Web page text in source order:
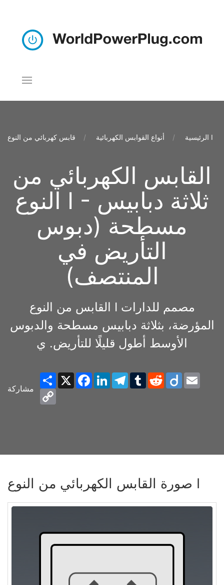
الرئيسية أنواع القوابس الكهربائية قابس كهربائي من النوع I
القابس الكهربائي من
النوع I - ثلاثة دبابيس
مسطحة (دبوس
التأريض في
المنتصف)
القابس من النوع I مصمم للدارات
المؤرضة، بثلاثة دبابيس مسطحة والدبوس
الأوسط أطول قليلًا للتأريض. ي
مشاركة
ShareX Facebook
LinkedInTelegram
TumblrRedditDiigo
صورة القابس الكهربائي من النوع I